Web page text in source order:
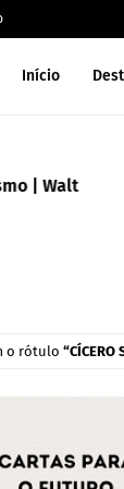
Início
Toma Aí
para
o rótulo CÍCERO